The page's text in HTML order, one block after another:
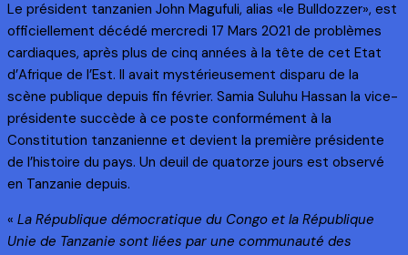
Le président tanzanien John Magufuli, alias «le Bulldozzer», est
officiellement décédé mercredi 17 Mars 2021 de problèmes
cardiaques, après plus de cinq années à la tête de cet Etat
d’Afrique de l’Est. Il avait mystérieusement disparu de la
scène publique depuis fin février. Samia Suluhu Hassan la vice-
présidente succède à ce poste conformément à la
Constitution tanzanienne et devient la première présidente
de l’histoire du pays. Un deuil de quatorze jours est observé
en Tanzanie depuis.
« La République démocratique du Congo et la République
Unie de Tanzanie sont liées par une communauté des